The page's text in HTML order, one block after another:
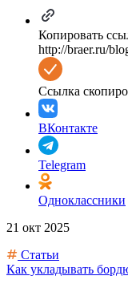
Копировать
http://braer.ru/
Ссылка
ВКонтакте
Telegram
Одноклассники
21 окт 2025
Статьи
Как укладывать